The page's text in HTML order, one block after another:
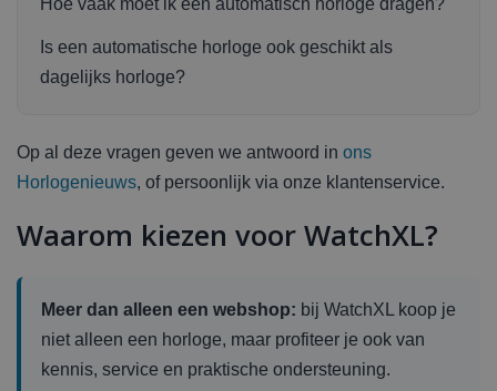
Hoe vaak moet ik een automatisch horloge dragen?
Is een automatische horloge ook geschikt als
dagelijks horloge?
Op al deze vragen geven we antwoord in ons
Horlogenieuws, of persoonlijk via onze klantenservice.
Waarom kiezen voor WatchXL?
Meer dan alleen een webshop: bij WatchXL koop je
niet alleen een horloge, maar profiteer je ook van
kennis, service en praktische ondersteuning.